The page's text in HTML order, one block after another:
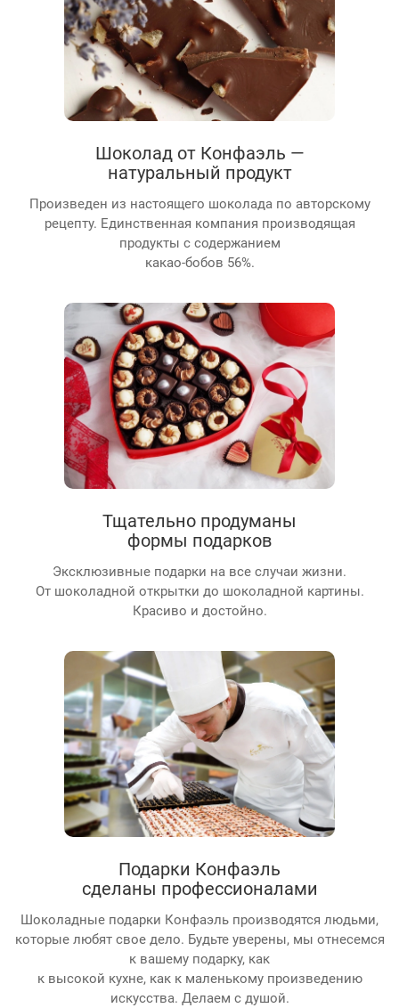
Шоколад от Конфаэль —
натуральный продукт
Произведен из настоящего шоколада по авторскому
рецепту. Единственная компания производящая
продукты с содержанием
какао-бобов 56%.
Тщательно продуманы
формы подарков
Эксклюзивные подарки на все случаи жизни.
От шоколадной открытки до шоколадной картины.
Красиво и достойно.
Подарки Конфаэль
сделаны профессионалами
Шоколадные подарки Конфаэль производятся людьми,
которые любят свое дело. Будьте уверены, мы отнесемся
к вашему подарку, как
к высокой кухне, как к маленькому произведению
искусства. Делаем с душой.